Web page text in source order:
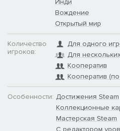
Вождение
Открытый мир
Количество
игроков:
Для одного
Для
Кооператив
Кооператив (по
Особенности: Достижения Steam
Коллекционные
Мастерская Steam
С редактором